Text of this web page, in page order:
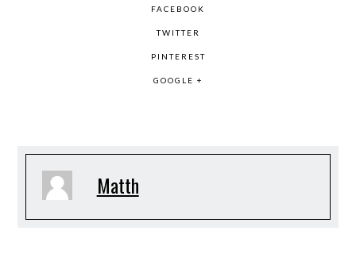
FACEBOOK
TWITTER
PINTEREST
GOOGLE +
Matth